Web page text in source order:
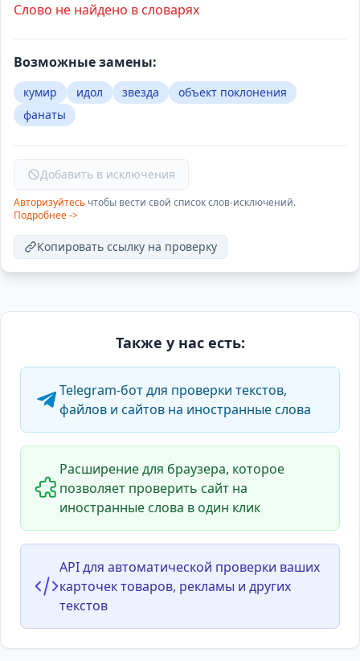
Слово не найдено в словарях
Возможные замены:
кумир идол звезда
объект поклонения
фанаты
Добавить в исключения
Авторизуйтесь чтобы вести свой список слов-исключений.
Подробнее ->
Копировать ссылку на проверку
Также у нас есть:
Telegram-бот для проверки текстов,
файлов и сайтов на иностранные слова
Расширение для браузера, которое
позволяет проверить сайт на
иностранные слова в один клик
API для автоматической проверки ваших
карточек товаров, рекламы и других
текстов